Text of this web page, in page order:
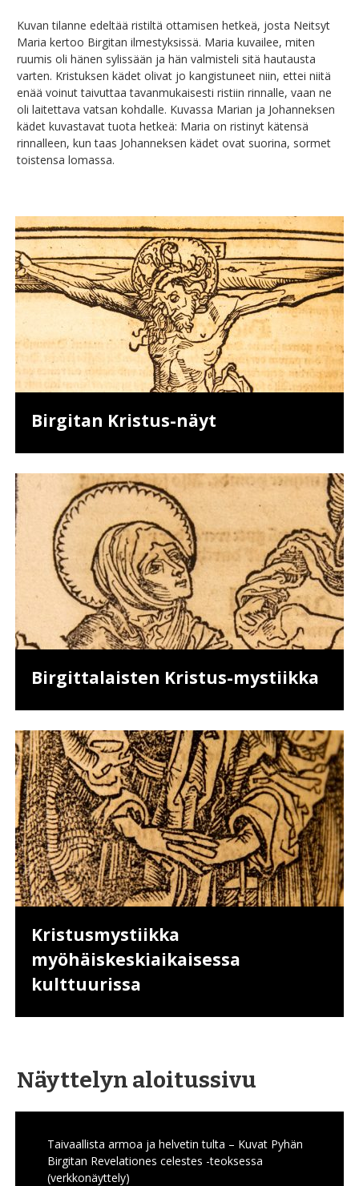
Kuvan tilanne edeltää ristiltä ottamisen hetkeä, josta Neitsyt
Maria kertoo Birgitan ilmestyksissä. Maria kuvailee, miten
ruumis oli hänen sylissään ja hän valmisteli sitä hautausta
varten. Kristuksen kädet olivat jo kangistuneet niin, ettei niitä
enää voinut taivuttaa tavanmukaisesti ristiin rinnalle, vaan ne
oli laitettava vatsan kohdalle. Kuvassa Marian ja Johanneksen
kädet kuvastavat tuota hetkeä: Maria on ristinyt kätensä
rinnalleen, kun taas Johanneksen kädet ovat suorina, sormet
toistensa lomassa.
Birgitan Kristus-näyt
Birgittalaisten Kristus-mystiikka
Kristusmystiikka
myöhäiskeskiaikaisessa
kulttuurissa
Näyttelyn aloitussivu
Taivaallista armoa ja helvetin tulta – Kuvat Pyhän
Birgitan Revelationes celestes -teoksessa
(verkkonäyttely)